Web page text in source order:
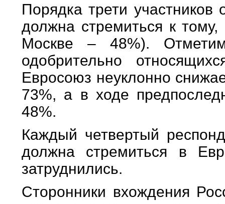
Порядка трети участников
должна стремиться к
Москве – 48%).
одобрительно
Евросоюз неуклонно
73%, а в ходе
48%.
Каждый четвертый
должна стремиться в
затруднились.
Сторонники вхождения